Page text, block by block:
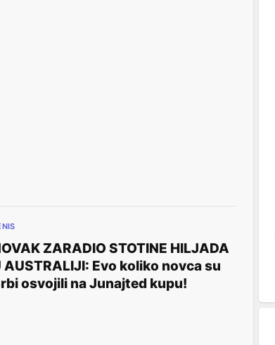
ZARADIO STOTINE HILJADA
AUSTRALIJI: Evo koliko novca su
osvojili na Junajted kupu!